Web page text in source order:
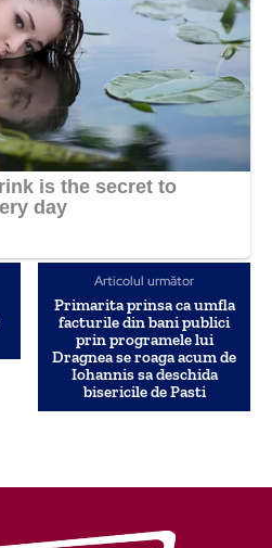
Articolul următor
Primarita prinsa ca umfla
facturile din bani publici
prin programele lui
Dragnea se roaga acum de
Iohannis sa deschida
bisericile de Pasti